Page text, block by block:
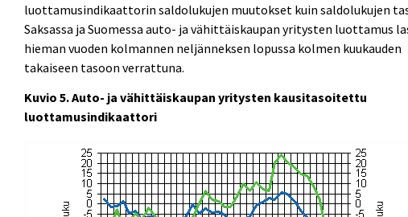
luottamusindikaattorin saldolukujen muutokset kuin saldolukujen
Saksassa ja Suomessa auto- ja vähittäiskaupan yritysten luottamus
hieman vuoden kolmannen neljänneksen lopussa kolmen kuukauden
takaiseen tasoon verrattuna.
Kuvio 5. Auto- ja vähittäiskaupan yritysten kausitasoitettu
luottamusindikaattori